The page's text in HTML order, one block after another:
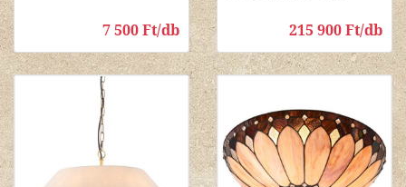
7 500 Ft/db 215 900 Ft/db